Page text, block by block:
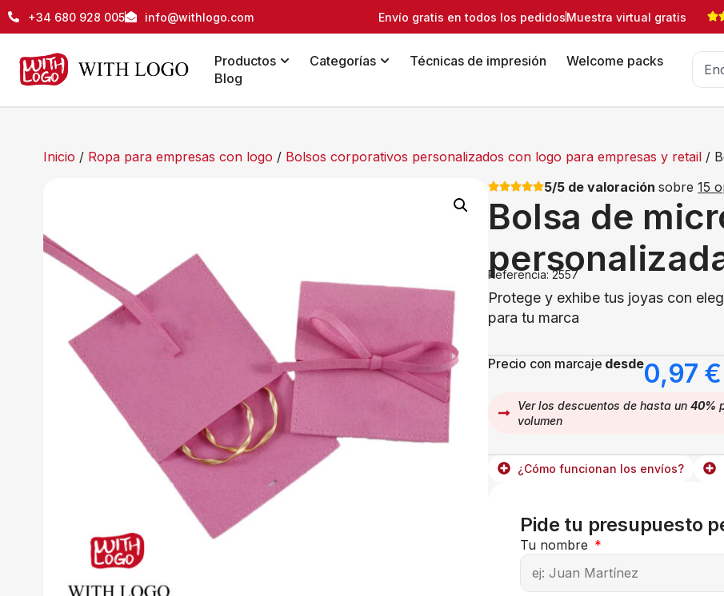
+34 680 928 005 info@withlogo.com Envío gratis en todos los pedidosMuestra virtual gratis
Productos Categorías Técnicas de impresión
Welcome packs
Blog
Inicio / Ropa para empresas con logo / Bolsos corporativos personalizados con logo para empresas y retail/
5/5 de valoraciónsobre15
Bolsa de
Referencia: 2557
Protege y exhibe tus joyas con
para tu marca
Precio con marcaje desde0,97 €
Ver los descuentos de hasta un40%
volumen
¿Cómo funcionan los envíos?
Pide tu presupuesto
Tu nombre